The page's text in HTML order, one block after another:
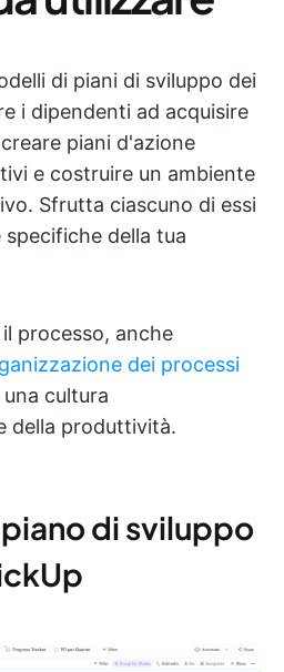
di piani di sviluppo dei
i dipendenti ad acquisire
piani d'azione
e costruire un ambiente
Sfrutta ciascuno di essi
specifiche della tua
processo, anche
dei processi
cultura
della produttività.
di sviluppo